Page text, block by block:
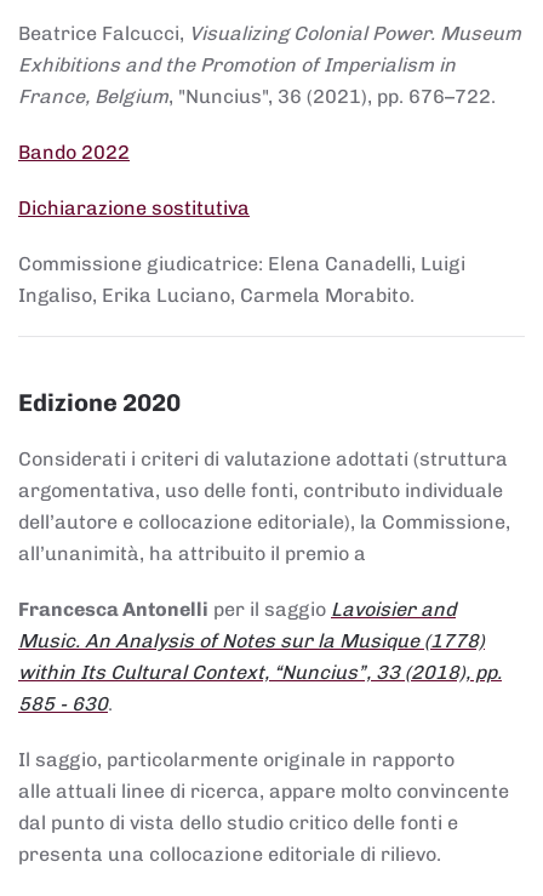
Beatrice Falcucci, Visualizing Colonial Power. Museum
Exhibitions and the Promotion of Imperialism in
France, Belgium, "Nuncius", 36 (2021), pp. 676–722.
Bando 2022
Dichiarazione sostitutiva
Commissione giudicatrice: Elena Canadelli, Luigi
Ingaliso, Erika Luciano, Carmela Morabito.
Edizione 2020
Considerati i criteri di valutazione adottati (struttura
argomentativa, uso delle fonti, contributo individuale
dell’autore e collocazione editoriale), la Commissione,
all’unanimità, ha attribuito il premio a
Francesca Antonelli per il saggio Lavoisier and
Music. An Analysis of Notes sur la Musique (1778)
within Its Cultural Context, “Nuncius”, 33 (2018), pp.
585 - 630.
Il saggio, particolarmente originale in rapporto
alle attuali linee di ricerca, appare molto convincente
dal punto di vista dello studio critico delle fonti e
presenta una collocazione editoriale di rilievo.